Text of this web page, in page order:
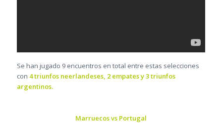
Se han jugado 9 encuentros en total entre estas selecciones
con 4 triunfos neerlandeses, 2 empates y 3 triunfos
argentinos.
Marruecos vs Portugal